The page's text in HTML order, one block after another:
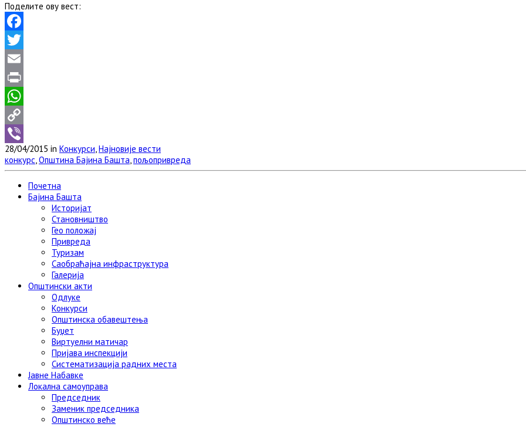
Поделите ову вест:
Facebook
Twitter
Email
Print
WhatsApp
Copy
Link
Viber
28/04/2015 in Конкурси,Најновије вести
конкурс,Општина Бајина Башта,пољопривреда
Почетна
Бајина Башта
Историјат
Становништво
Гео положај
Привреда
Туризам
Саобраћајна инфраструктура
Галерија
Општински акти
Одлуке
Конкурси
Општинска обавештења
Буџет
Виртуелни матичар
Пријава инспекцији
Систематизација радних места
Јавне Набавке
Локална самоуправа
Председник
Заменик председника
Општинско веће